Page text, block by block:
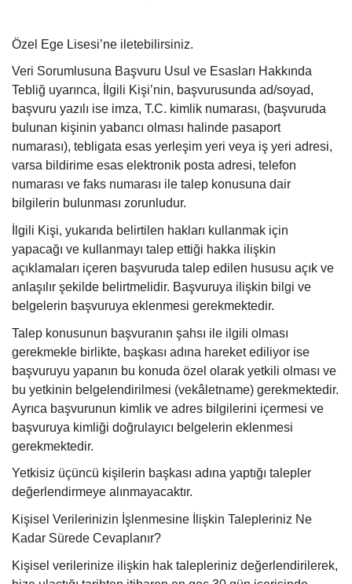
Özel Ege Lisesi’ne iletebilirsiniz.
Veri Sorumlusuna Başvuru Usul ve Esasları Hakkında
Tebliğ uyarınca, İlgili Kişi’nin, başvurusunda ad/soyad,
başvuru yazılı ise imza, T.C. kimlik numarası, (başvuruda
bulunan kişinin yabancı olması halinde pasaport
numarası), tebligata esas yerleşim yeri veya iş yeri adresi,
varsa bildirime esas elektronik posta adresi, telefon
numarası ve faks numarası ile talep konusuna dair
bilgilerin bulunması zorunludur.
İlgili Kişi, yukarıda belirtilen hakları kullanmak için
yapacağı ve kullanmayı talep ettiği hakka ilişkin
açıklamaları içeren başvuruda talep edilen hususu açık ve
anlaşılır şekilde belirtmelidir. Başvuruya ilişkin bilgi ve
belgelerin başvuruya eklenmesi gerekmektedir.
Talep konusunun başvuranın şahsı ile ilgili olması
gerekmekle birlikte, başkası adına hareket ediliyor ise
başvuruyu yapanın bu konuda özel olarak yetkili olması ve
bu yetkinin belgelendirilmesi (vekâletname) gerekmektedir.
Ayrıca başvurunun kimlik ve adres bilgilerini içermesi ve
başvuruya kimliği doğrulayıcı belgelerin eklenmesi
gerekmektedir.
Yetkisiz üçüncü kişilerin başkası adına yaptığı talepler
değerlendirmeye alınmayacaktır.
Kişisel Verilerinizin İşlenmesine İlişkin Talepleriniz Ne
Kadar Sürede Cevaplanır?
Kişisel verilerinize ilişkin hak talepleriniz değerlendirilerek,